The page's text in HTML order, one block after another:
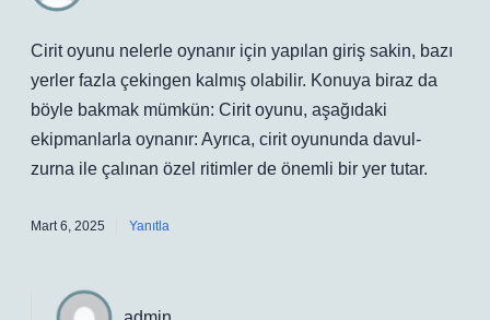
Cirit oyunu nelerle oynanır için yapılan giriş sakin, bazı
yerler fazla çekingen kalmış olabilir. Konuya biraz da
böyle bakmak mümkün: Cirit oyunu, aşağıdaki
ekipmanlarla oynanır: Ayrıca, cirit oyununda davul-
zurna ile çalınan özel ritimler de önemli bir yer tutar.
Mart 6, 2025 Yanıtla